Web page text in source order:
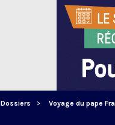
Dossiers Voyage du pape